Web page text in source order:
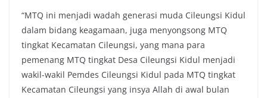
“MTQ ini menjadi wadah generasi muda Cileungsi Kidul
dalam bidang keagamaan, juga menyongsong MTQ
tingkat Kecamatan Cileungsi, yang mana para
pemenang MTQ tingkat Desa Cileungsi Kidul menjadi
wakil-wakil Pemdes Cileungsi Kidul pada MTQ tingkat
Kecamatan Cileungsi yang insya Allah di awal bulan